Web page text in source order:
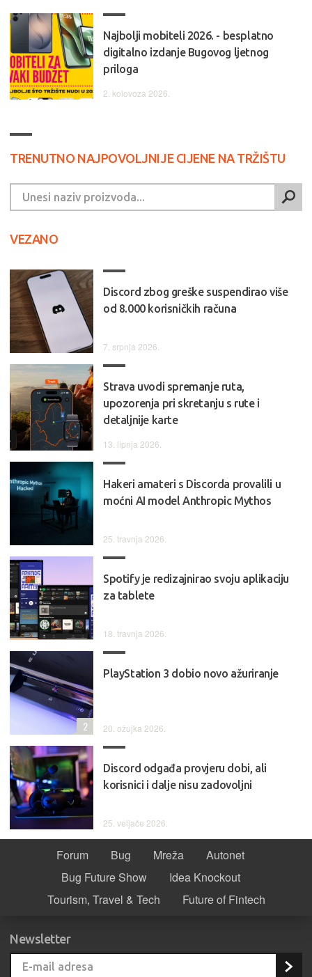
Najbolji mobiteli 2026. - besplatno
digitalno izdanje Bugovog ljetnog
priloga
2. kolovoza 2026.
TRENUTNO NAJPOVOLJNIJE CIJENE NA TRŽIŠTU
VEZANO
Discord zbog greške suspendirao više
od 8.000 korisničkih računa
7. srpnja 2026.
Strava uvodi spremanje ruta,
upozorenja pri skretanju s rute i
detaljnije karte
13. lipnja 2026.
Hakeri amateri s Discorda provalili u
moćni AI model Anthropic Mythos
25. travnja 2026.
Spotify je redizajnirao svoju aplikaciju
za tablete
18. travnja 2026.
PlayStation 3 dobio novo ažuriranje
20. ožujka 2026.
2
Discord odgađa provjeru dobi, ali
korisnici i dalje nisu zadovoljni
25. veljače 2026.
Forum Bug Mreža
Autonet
Bug Future Show
Idea Knockout
Tourism, Travel & Tech
Future of Fintech
Newsletter